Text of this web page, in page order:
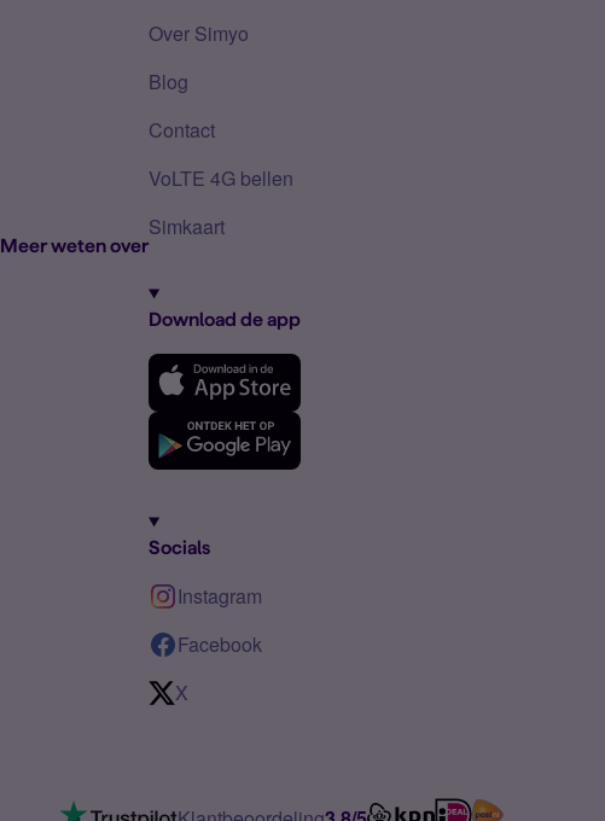
Meer weten over
Over Simyo
Blog
Contact
VoLTE 4G bellen
Simkaart
Download de app
Socials
Instagram
Facebook
X